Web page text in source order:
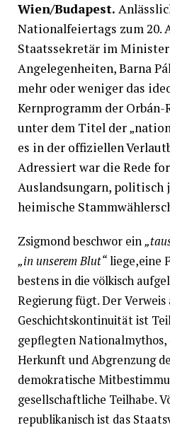
Wien/Budapest.
Nationalfeiertags zum 20.
Staatssekretär im
Angelegenheiten, Barna
mehr oder weniger das
Kernprogramm der Orbán-
unter dem Titel der
es in der offiziellen
Adressiert war die Rede
Auslandsungarn, politisch
heimische
Zsigmond beschwor ein
„in unserem Blut“liege,eine
bestens in die völkisch
Regierung fügt. Der
Geschichtskontinuität ist
gepflegten
Herkunft und Abgrenzung
demokratische
gesellschaftliche Teilhabe.
republikanisch ist das